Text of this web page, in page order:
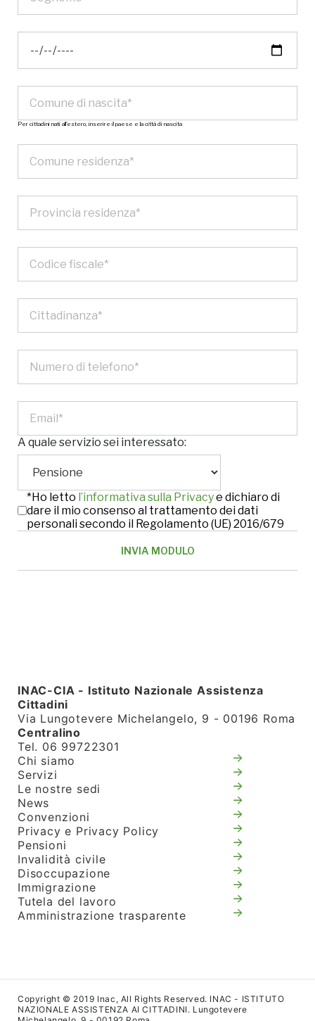
Per cittadini nati all’estero, inserire il paese e la città di nascita
A quale servizio sei interessato:
*Ho letto l’informativa sulla Privacye dichiaro di
dare il mio consenso al trattamento dei dati
personali secondo il Regolamento (UE) 2016/679
INAC-CIA - Istituto Nazionale Assistenza
Cittadini
Via Lungotevere Michelangelo, 9 - 00196 Roma
Centralino
Tel. 06 99722301
Chi siamo
Servizi
Le nostre sedi
News
Convenzioni
Privacy e Privacy Policy
Pensioni
Invalidità civile
Disoccupazione
Immigrazione
Tutela del lavoro
Amministrazione trasparente
Copyright © 2019 Inac, All Rights Reserved. INAC - ISTITUTO
NAZIONALE ASSISTENZA AI CITTADINI. Lungotevere